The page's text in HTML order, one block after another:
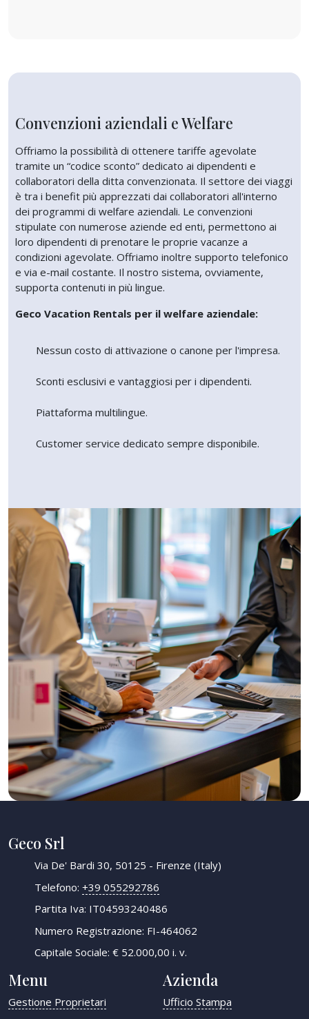
Convenzioni aziendali e Welfare
Offriamo la possibilità di ottenere tariffe agevolate
tramite un “codice sconto” dedicato ai dipendenti e
collaboratori della ditta convenzionata. Il settore dei viaggi
è tra i benefit più apprezzati dai collaboratori all'interno
dei programmi di welfare aziendali. Le convenzioni
stipulate con numerose aziende ed enti, permettono ai
loro dipendenti di prenotare le proprie vacanze a
condizioni agevolate. Offriamo inoltre supporto telefonico
e via e-mail costante. Il nostro sistema, ovviamente,
supporta contenuti in più lingue.
Geco Vacation Rentals per il welfare aziendale:
Nessun costo di attivazione o canone per l'impresa.
Sconti esclusivi e vantaggiosi per i dipendenti.
Piattaforma multilingue.
Customer service dedicato sempre disponibile.
Geco Srl
Via De' Bardi 30, 50125 - Firenze (Italy)
Telefono: +39 055292786
Partita Iva: IT04593240486
Numero Registrazione: FI-464062
Capitale Sociale: € 52.000,00 i. v.
Menu
Gestione Proprietari
Azienda
Ufficio Stampa